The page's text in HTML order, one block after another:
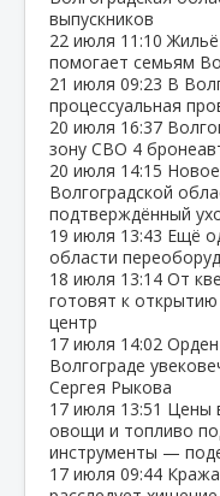
выпускников
22 июля 11:10
помогает семьям
21 июля 09:23 В
процессуальная
20 июля 16:37
зону СВО 4
20 июля 14:15
Волгоградской
подтверждённый
19 июля 13:43 Ещё
области
18 июля 13:14 От
готовят к открытию
центр
17 июля 14:02
Волгограде
Сергея Рыкова
17 июля 13:51 Цены
овощи и топливо
инструменты —
17 июля 09:44